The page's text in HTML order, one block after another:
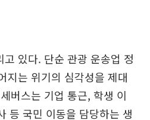
있다. 단순 관광 운송업 정
지는 위기의 심각성을 제대
버스는 기업 통근, 학생 이
등 국민 이동을 담당하는 생